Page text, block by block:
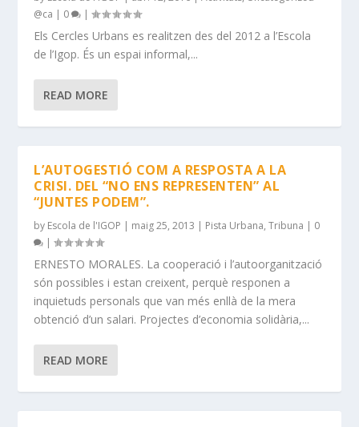
@ca | 0 |
Els Cercles Urbans es realitzen des del 2012 a l’Escola
de l’Igop. És un espai informal,...
READ MORE
L’AUTOGESTIÓ COM A RESPOSTA A LA
CRISI. DEL “NO ENS REPRESENTEN” AL
“JUNTES PODEM”.
by Escola de l'IGOP | maig 25, 2013 | Pista Urbana,Tribuna | 0
|
ERNESTO MORALES. La cooperació i l’autoorganització
són possibles i estan creixent, perquè responen a
inquietuds personals que van més enllà de la mera
obtenció d’un salari. Projectes d’economia solidària,...
READ MORE